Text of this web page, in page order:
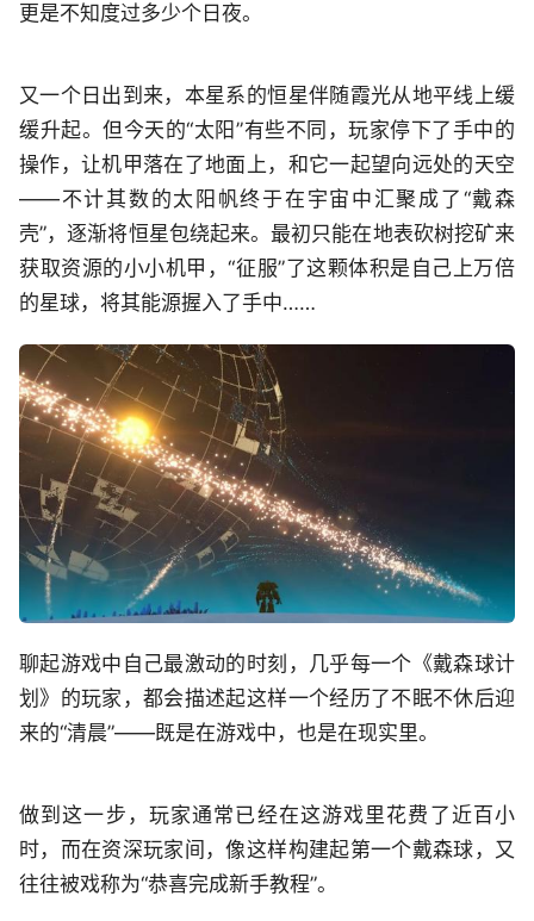
更是不知度过多少个日夜。
又一个日出到来，本星系的恒星伴随霞光从地平线上缓
缓升起。但今天的“太阳”有些不同，玩家停下了手中的
操作，让机甲落在了地面上，和它一起望向远处的天空
——不计其数的太阳帆终于在宇宙中汇聚成了“戴森
壳”，逐渐将恒星包绕起来。最初只能在地表砍树挖矿来
获取资源的小小机甲，“征服”了这颗体积是自己上万倍
的星球，将其能源握入了手中……
聊起游戏中自己最激动的时刻，几乎每一个《戴森球计
划》的玩家，都会描述起这样一个经历了不眠不休后迎
来的“清晨”——既是在游戏中，也是在现实里。
做到这一步，玩家通常已经在这游戏里花费了近百小
时，而在资深玩家间，像这样构建起第一个戴森球，又
往往被戏称为“恭喜完成新手教程”。